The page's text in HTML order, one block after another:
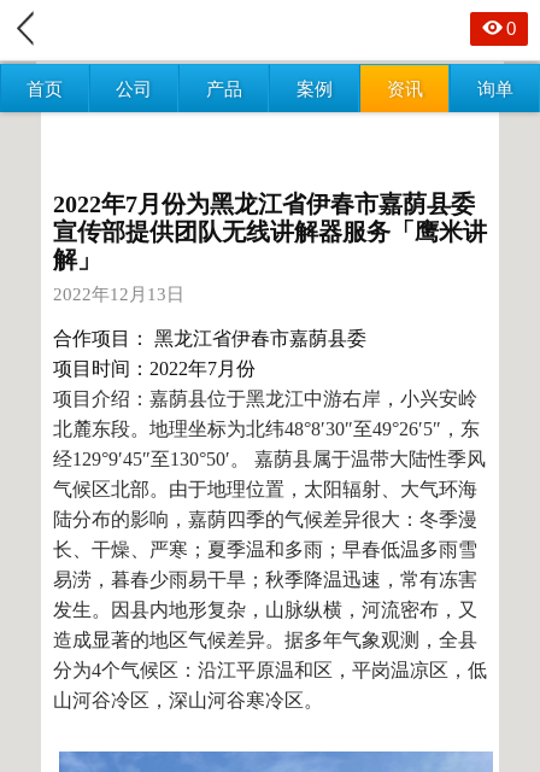
首页 公司 产品 案例 资讯 询单
0
2022年7月份为黑龙江省伊春市嘉荫县委
宣传部提供团队无线讲解器服务「鹰米讲
解」
2022年12月13日
合作项目： 黑龙江省伊春市嘉荫县委
项目时间：2022年7月份
项目介绍：嘉荫县位于黑龙江中游右岸，小兴安岭
北麓东段。地理坐标为北纬48°8′30″至49°26′5″，东
经129°9′45″至130°50′。 嘉荫县属于温带大陆性季风
气候区北部。由于地理位置，太阳辐射、大气环海
陆分布的影响，嘉荫四季的气候差异很大：冬季漫
长、干燥、严寒；夏季温和多雨；早春低温多雨雪
易涝，暮春少雨易干旱；秋季降温迅速，常有冻害
发生。因县内地形复杂，山脉纵横，河流密布，又
造成显著的地区气候差异。据多年气象观测，全县
分为4个气候区：沿江平原温和区，平岗温凉区，低
山河谷冷区，深山河谷寒冷区。